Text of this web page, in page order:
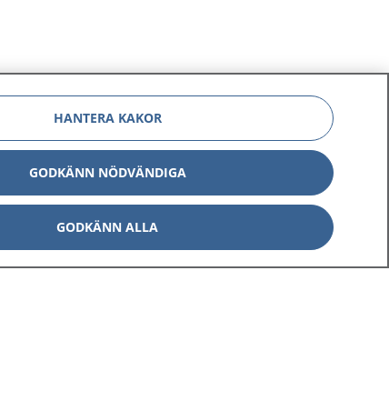
Om 1177
Kontakt
HANTERA KAKOR
GODKÄNN NÖDVÄNDIGA
GODKÄNN ALLA